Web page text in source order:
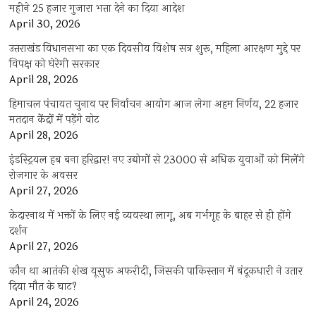
महीने 25 हजार गुजारा भत्ता देने का दिया आदेश
April 30, 2026
उत्तराखंड विधानसभा का एक दिवसीय विशेष सत्र शुरू, महिला आरक्षण मुद्दे पर
विपक्ष को घेरेगी सरकार
April 28, 2026
हिमाचल पंचायत चुनाव पर निर्वाचन आयोग आज लेगा अहम निर्णय, 22 हजार
मतदान केंद्रों में पड़ेंगे वोट
April 28, 2026
इंडस्ट्रियल हब बना हरिद्वार! नए उद्योगों से 23000 से अधिक युवाओं को मिलेंगे
रोजगार के अवसर
April 27, 2026
केदारनाथ में भक्तों के लिए नई व्यवस्था लागू, अब गर्भगृह के बाहर से ही होंगे
दर्शन
April 27, 2026
कौन था आतंकी शेख यूसुफ अफरीदी, जिसकी पाकिस्तान में बंदूकधारी ने उतार
दिया मौत के घाट?
April 24, 2026